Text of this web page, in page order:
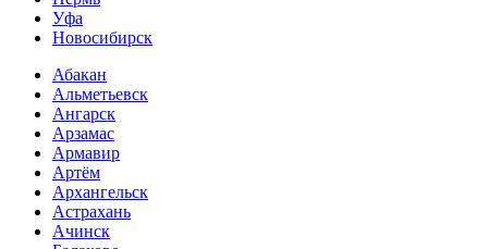
Уфа
Новосибирск
Абакан
Альметьевск
Ангарск
Арзамас
Армавир
Артём
Архангельск
Астрахань
Ачинск